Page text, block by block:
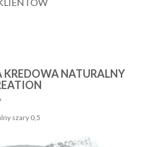
KREDOWA NATURALNY
›
szary 0,5